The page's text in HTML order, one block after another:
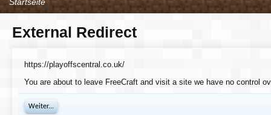
External Redirect
https://playoffscentral.co.uk/
You are about to leave FreeCraft and visit a site we have no control
Weiter...